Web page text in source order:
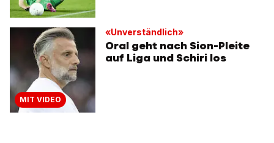
MIT VIDEO
«Unverständlich»
Oral geht nach Sion-Pleite
auf Liga und Schiri los